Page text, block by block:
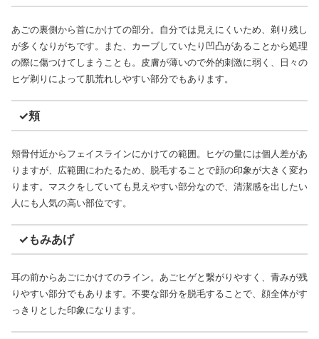
あごの裏側から首にかけての部分。自分では見えにくいため、剃り残し
が多くなりがちです。また、カーブしていたり凹凸があることから処理
の際に傷つけてしまうことも。皮膚が薄いので外的刺激に弱く、日々の
ヒゲ剃りによって肌荒れしやすい部分でもあります。
✓頬
頬骨付近からフェイスラインにかけての範囲。ヒゲの量には個人差があ
りますが、広範囲にわたるため、脱毛することで顔の印象が大きく変わ
ります。マスクをしていても見えやすい部分なので、清潔感を出したい
人にも人気の高い部位です。
✓もみあげ
耳の前からあごにかけてのライン。あごヒゲと繋がりやすく、青みが残
りやすい部分でもあります。不要な部分を脱毛することで、顔全体がす
っきりとした印象になります。